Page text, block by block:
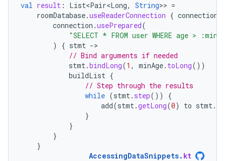
val result : List<Pair<Long, String>> =
roomDatabase.useReaderConnection { connection
connection .usePrepared(
"SELECT * FROM user WHERE age >
)
{ stmt -
// Bind arguments if needed
stmt.bindLong(1 , minAge. toLong())
buildList {
// Step through the results
while (stmt. step())
{
add(stmt.getLong(0) to stmt.
}
}
}
}
AccessingDataSnippets. kt